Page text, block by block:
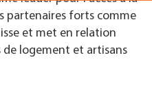
partenaires forts comme
et met en relation
de logement et artisans